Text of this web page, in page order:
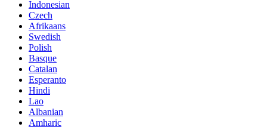
Indonesian
Czech
Afrikaans
Swedish
Polish
Basque
Catalan
Esperanto
Hindi
Lao
Albanian
Amharic